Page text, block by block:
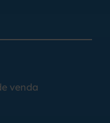
venda